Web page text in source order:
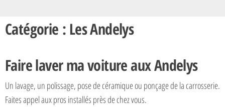
Catégorie : Les Andelys
Faire laver ma voiture aux Andelys
Un lavage, un polissage, pose de céramique ou ponçage de la carrosserie.
Faites appel aux pros installés près de chez vous.